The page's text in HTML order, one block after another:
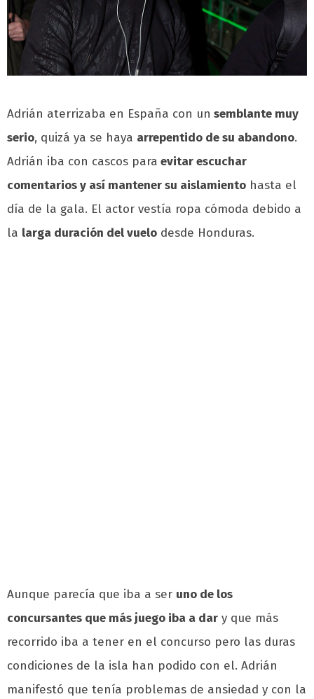
Adrián aterrizaba en España con un semblante muy
serio, quizá ya se haya arrepentido de su abandono.
Adrián iba con cascos para evitar escuchar
comentarios y así mantener su aislamiento hasta el
día de la gala. El actor vestía ropa cómoda debido a
la larga duración del vuelo desde Honduras.
Aunque parecía que iba a ser uno de los
concursantes que más juego iba a dar y que más
recorrido iba a tener en el concurso pero las duras
condiciones de la isla han podido con el. Adrián
manifestó que tenía problemas de ansiedad y con la